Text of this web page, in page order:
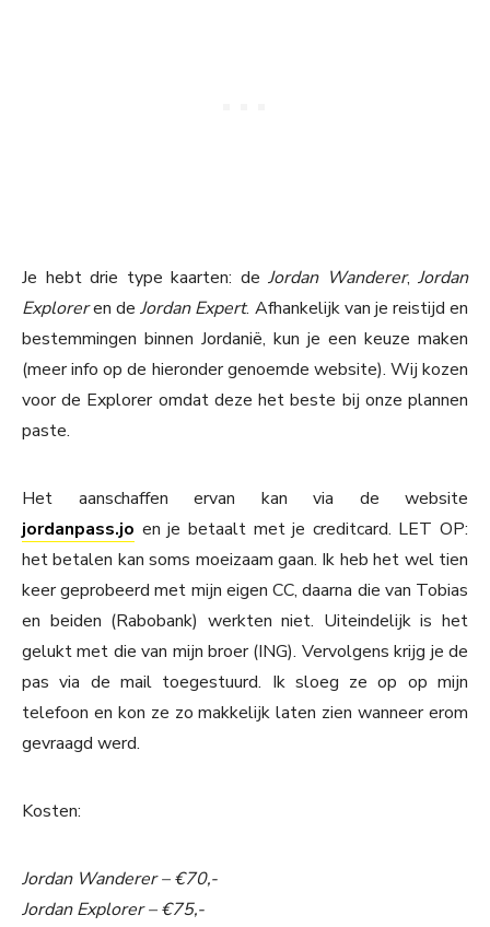
Je hebt drie type kaarten: de Jordan Wanderer, Jordan
Exploreren deJordan Expert. Afhankelijk van je reistijd en
bestemmingen binnen Jordanië, kun je een keuze maken
(meer info op de hieronder genoemde website). Wij kozen
voor de Explorer omdat deze het beste bij onze plannen
paste.
Het aanschaffen ervan kan via de website
jordanpass.jo en je betaalt met je creditcard. LET OP:
het betalen kan soms moeizaam gaan. Ik heb het wel tien
keer geprobeerd met mijn eigen CC, daarna die van Tobias
en beiden (Rabobank) werkten niet. Uiteindelijk is het
gelukt met die van mijn broer (ING). Vervolgens krijg je de
pas via de mail toegestuurd. Ik sloeg ze op op mijn
telefoon en kon ze zo makkelijk laten zien wanneer erom
gevraagd werd.
Kosten:
Jordan Wanderer – €70,-
Jordan Explorer – €75,-